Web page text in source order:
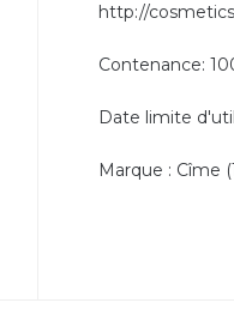
http://
Contenance:
Date limite
Marque : Cîme